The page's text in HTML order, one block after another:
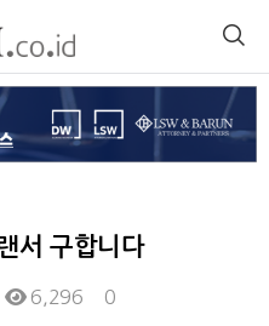
서 구합니다
6,296 0